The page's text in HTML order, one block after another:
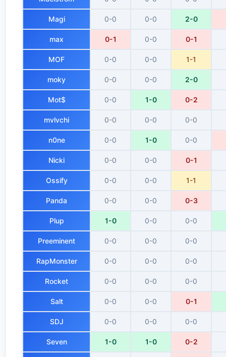
Magi 0-0 0-0 2-0
max 0-1 0-0 0-1
MOF 0-0 0-0 1-1
moky 0-0 0-0 2-0
Mot$ 0-0 1-0 0-2
mvlvchi 0-0 0-0 0-0
n0ne 0-0 1-0 0-0
Nicki 0-0 0-0 0-1
Ossify 0-0 0-0 1-1
Panda 0-0 0-0 0-3
Plup 1-0 0-0 0-0
Preeminent 0-0 0-0 0-0
RapMonster 0-0 0-0 0-0
Rocket 0-0 0-0 0-0
Salt 0-0 0-0 0-1
SDJ 0-0 0-0 0-0
Seven 1-0 1-0 0-2